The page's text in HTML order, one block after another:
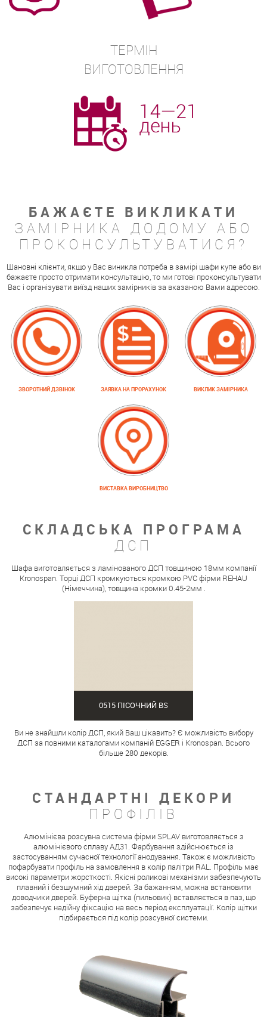
ТЕРМІН
ВИГОТОВЛЕННЯ
БАЖАЄТЕ ВИКЛИКАТИ
ЗАМІРНИКА ДОДОМУ АБО
ПРОКОНСУЛЬТУВАТИСЯ?
Шановні клієнти, якщо у Вас виникла потреба в замірі шафи купе або ви
бажаєте просто отримати консультацію, то ми готові проконсультувати
Вас і організувати виїзд наших замірників за вказаною Вами адресою.
ЗВОРОТНИЙ ДЗВІНОК ЗАЯВКА НА ПРОРАХУНОК ВИКЛИК ЗАМІРНИКА
ВИСТАВКА ВИРОБНИЦТВО
СКЛАДСЬКА ПРОГРАМА
ДСП
Шафа виготовляється з ламінованого ДСП товщиною 18мм компанії
Kronospan. Торці ДСП кромкуються кромкою PVC фірми REHAU
(Німеччина), товщина кромки 0.45-2мм .
0515 ПІСОЧНИЙ BS
Ви не знайшли колір ДСП, який Ваш цікавить? Є можливість вибору
ДСП за повними каталогами компаній EGGER і Kronospan. Всього
більше 280 декорів.
СТАНДАРТНІ ДЕКОРИ
ПРОФІЛІВ
Алюмінієва розсувна система фірми SPLAV виготовляється з
алюмінієвого сплаву АД31. Фарбування здійснюється із
застосуванням сучасної технології анодування. Також є можливість
пофарбувати профіль на замовлення в колір палітри RAL. Профіль має
високі параметри жорсткості. Якісні роликові механізми забезпечують
плавний і безшумний хід дверей. За бажанням, можна встановити
доводчики дверей. Буферна щітка (пильовик) вставляється в паз, що
забезпечує надійну фіксацію на весь період експлуатації. Колір щітки
підбирається під колір розсувної системи.